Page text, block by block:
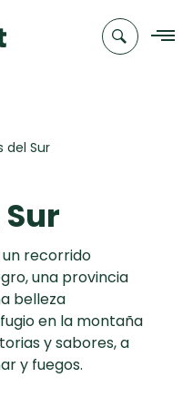
Recetas
Populares
Hot Pancakes
Aguachile de
Camarón de
Cupcakes y
Muffins
A Pura Dulzura
Novedades
Club
elGourmet
del Sur
recorrido
una provincia
belleza
en la montaña
y sabores, a
y fuegos.